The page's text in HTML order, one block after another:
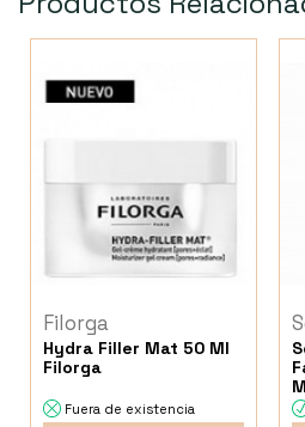
Filorga
Hydra Filler Mat 50 Ml
Filorga
Fuera de existencia